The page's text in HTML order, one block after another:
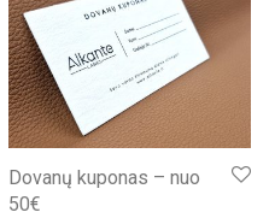
Dovanų kuponas – nuo
50€